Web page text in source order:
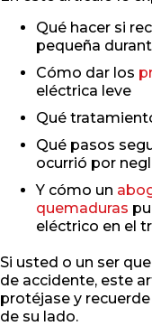
Qué hacer si
pequeña
Cómo dar los
eléctrica leve
Qué
Qué pasos
ocurrió por
Y cómo un
quemaduras
eléctrico en el
Si usted o un ser
de accidente, este
protéjase y
de su lado.